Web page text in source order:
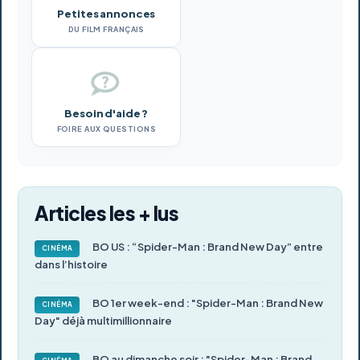
Petites annonces
DU FILM FRANÇAIS
Besoin d'aide ?
FOIRE AUX QUESTIONS
Articles les + lus
CINÉMA
BO US : “Spider-Man : Brand New Day” entre
dans l’histoire
CINÉMA
BO 1er week-end : "Spider-Man : Brand New
Day" déjà multimillionnaire